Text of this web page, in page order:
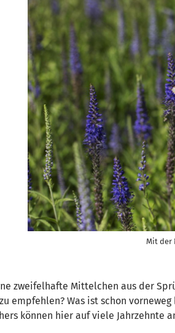
Mit der
zweifelhafte Mittelchen aus der
empfehlen? Was ist schon
können hier auf viele Jahrzehnte